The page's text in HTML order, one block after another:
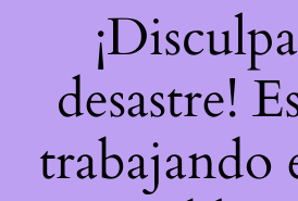
desastre!
trabajando